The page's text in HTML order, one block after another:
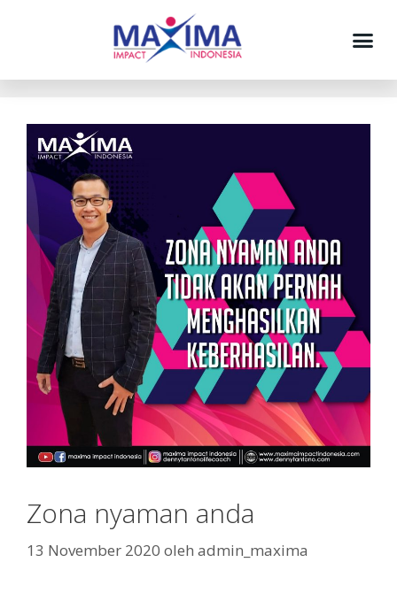
Zona nyaman anda
13 November 2020 oleh admin_maxima